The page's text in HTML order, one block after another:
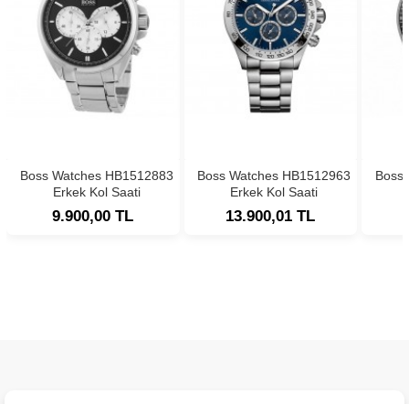
Boss Watches HB1512883
Erkek Kol Saati
9.900,00 TL
Boss Watches HB1512963
Erkek Kol Saati
13.900,01 TL
Boss